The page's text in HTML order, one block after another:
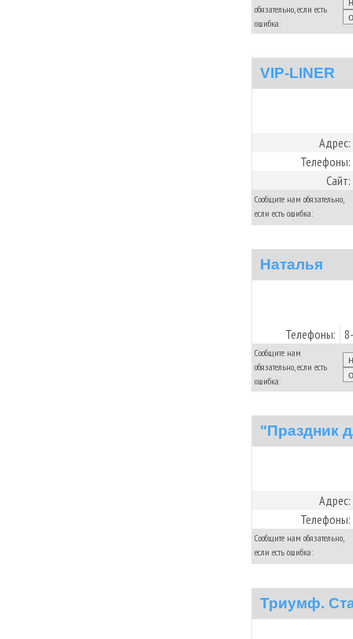
обязательно, если есть
ошибка:
VIP-LINER
Адрес:
Телефоны:
Сайт:
Сообщите нам обязательно,
если есть ошибка:
Наталья
Телефоны:
Сообщите нам
обязательно, если есть
ошибка:
"Праздник
Адрес:
Телефоны:
Сообщите нам обязательно,
если есть ошибка:
Триумф.